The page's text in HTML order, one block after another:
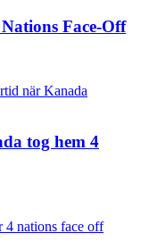
Face-Off
tog hem 4